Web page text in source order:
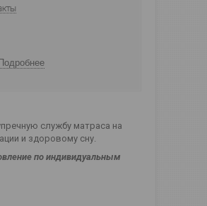
Подробнее
службу матраса на
и здоровому сну.
по индивидуальным